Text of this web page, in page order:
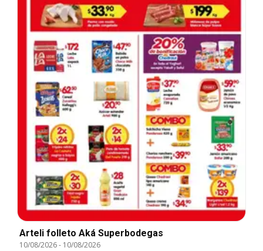
Arteli folleto Aká Superbodegas
10/08/2026- 10/08/2026